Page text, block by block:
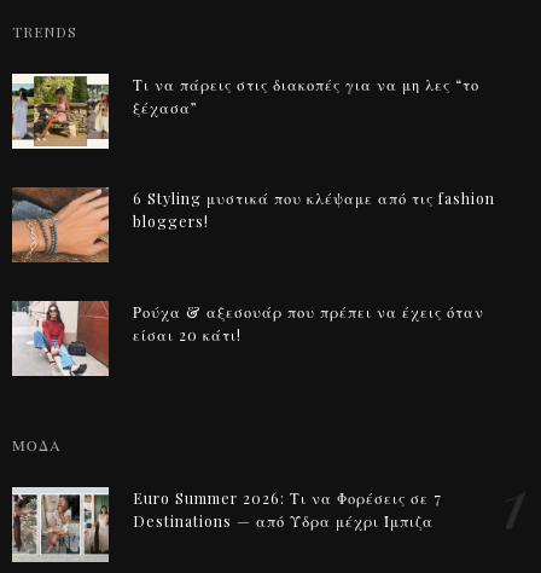
TRENDS
Τι να πάρεις στις διακοπές για να μη λες “το
ξέχασα”
6 Styling μυστικά που κλέψαμε από τις fashion
bloggers!
Ρούχα & αξεσουάρ που πρέπει να έχεις όταν
είσαι 20 κάτι!
ΜΟΔΑ
Euro Summer 2026: Τι να Φορέσεις σε 7
Destinations — από Ύδρα μέχρι Ίμπιζα
1